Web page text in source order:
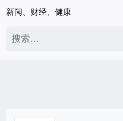
新闻、财经、健康
索：